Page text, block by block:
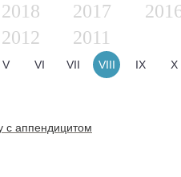
2018 2017
2012 2011
V VI VII VIII IX X
с аппендицитом